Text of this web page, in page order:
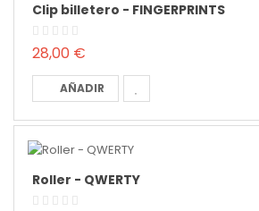
Clip billetero - FINGERPRINTS
28,00 €
AÑADIR
Roller - QWERTY